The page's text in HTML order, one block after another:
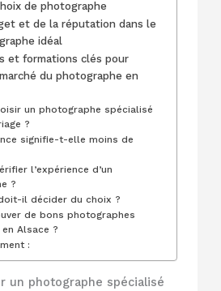
de photographe
et de la réputation dans le
idéal
et formations clés pour
du photographe en
un photographe spécialisé
?
signifie-t-elle moins de
l’expérience d’un
?
il décider du choix ?
de bons photographes
Alsace ?
:
un photographe spécialisé